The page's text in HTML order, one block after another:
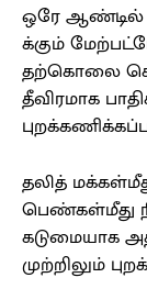
ஒரே ஆண்டில்
க்கும்
தற்கொலை
தீவிரமாக
தலித்
பெண்கள்மீது
கடுமையாக
முற்றிலும்